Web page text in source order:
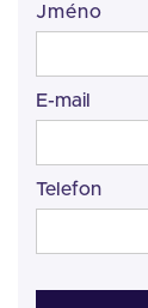
Jméno
E-mail
Telefon